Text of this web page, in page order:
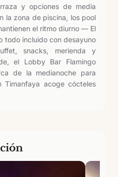
y opciones de media
la zona de piscina, los pool
el ritmo diurno — El
todo incluido con desayuno
snacks, merienda y
el Lobby Bar Flamingo
de la medianoche para
acoge cócteles